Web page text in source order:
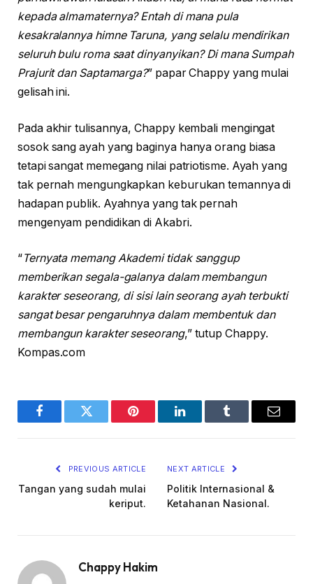
kepada almamaternya? Entah di mana pula
kesakralannya himne Taruna, yang selalu mendirikan
seluruh bulu roma saat dinyanyikan? Di mana Sumpah
Prajurit dan Saptamarga?” papar Chappy yang mulai
gelisah ini.
Pada akhir tulisannya, Chappy kembali mengingat
sosok sang ayah yang baginya hanya orang biasa
tetapi sangat memegang nilai patriotisme. Ayah yang
tak pernah mengungkapkan keburukan temannya di
hadapan publik. Ayahnya yang tak pernah
mengenyam pendidikan di Akabri.
“Ternyata memang Akademi tidak sanggup
memberikan segala-galanya dalam membangun
karakter seseorang, di sisi lain seorang ayah terbukti
sangat besar pengaruhnya dalam membentuk dan
membangun karakter seseorang,” tutup Chappy.
Kompas.com
FacebookTwitter Pinterest LinkedInTumblr Email
PREVIOUS ARTICLE
Tangan yang sudah mulai
keriput.
NEXT ARTICLE
Politik Internasional &
Ketahanan Nasional.
Chappy Hakim